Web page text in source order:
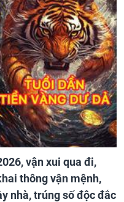
vận xui qua đi,
thông vận mệnh,
nhà, trúng số độc đắc